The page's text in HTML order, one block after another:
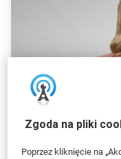
Zgoda na pliki
Poprzez kliknięcie na